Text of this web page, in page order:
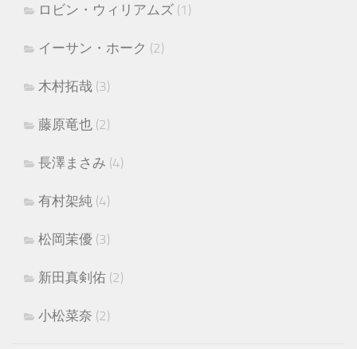
ロビン・ウィリアムズ (1)
イーサン・ホーク (2)
木村拓哉 (3)
藤原竜也 (2)
長澤まさみ (4)
有村架純 (4)
松岡茉優 (3)
新田真剣佑 (2)
小松菜奈 (2)